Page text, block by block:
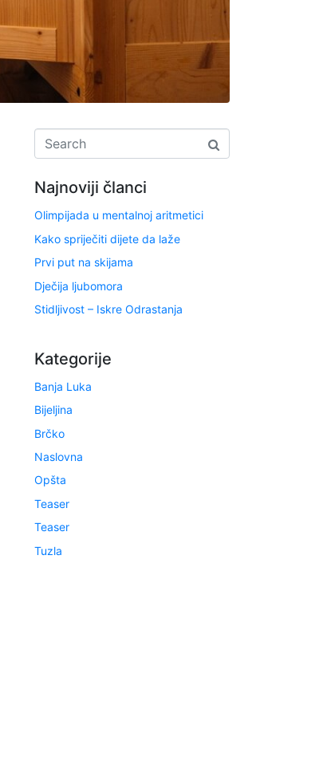
Najnoviji članci
Olimpijada u mentalnoj aritmetici
Kako spriječiti dijete da laže
Prvi put na skijama
Dječija ljubomora
Stidljivost – Iskre Odrastanja
Kategorije
Banja Luka
Bijeljina
Brčko
Naslovna
Opšta
Teaser
Teaser
Tuzla